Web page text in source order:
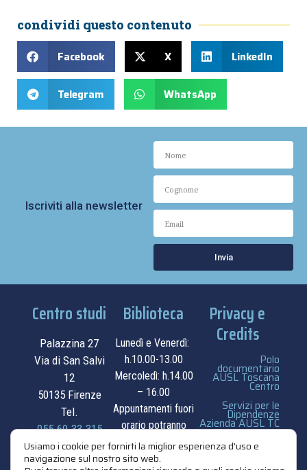
condividi questo contenuto
Facebook
X LinkedIn
Telegram WhatsApp
Iscriviti alla newsletter
Invia
Centro studi
Palazzina 27
Via di San Salvi
12
50135 Firenze
Tel.
055.69.33.315
contatti
Biblioteca
Lunedì e Venerdì:
h.10.00-13.00
Mercoledì: h.14.00
– 16.00
Appuntamenti fuori
orario potranno
essere
concordati su
Privacy e
Credits
Polo
documentario
AUSL Toscana
Centro
Servizi per le
Dipendenze
Azienda AUSL TC
privacy e cookie
Usiamo i cookie per fornirti la miglior esperienza d'uso e
navigazione sul nostro sito web.